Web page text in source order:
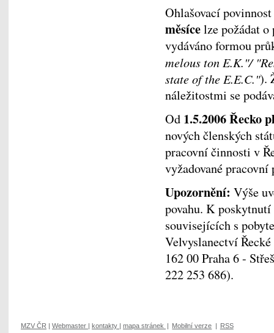
Ohlašovací
měsícelze požádat
vydáváno formou
melous ton E.K."/
state of the E.E.C.").
náležitostmi se
Od 1.5.2006 Řecko
nových členských
pracovní činnosti v
vyžadované pracovní
Upozornění: Výše
povahu. K poskytnutí
souvisejících s
Velvyslanectví
162 00 Praha 6 -
222 253 686).
MZV ČR | Webmaster | kontakty | mapa stránek | Mobilní verze | RSS